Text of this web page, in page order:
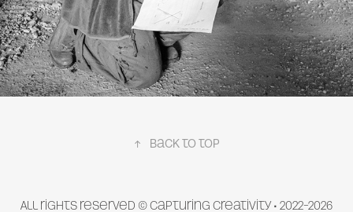
↑ back to top
All rights reserved © Capturing Creativity • 2022–2026